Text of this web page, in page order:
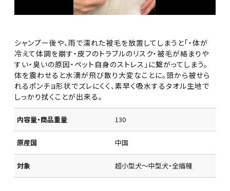
シャンプー後や、雨で濡れた被毛を放置してしまうと「・体が
冷えて体調を崩す・皮フのトラブルのリスク・被毛が絡まりや
すい・臭いの原因・ペット自身のストレス」に繋がってしまう。
体を震わせると水滴が飛び散り大変なことに。頭から被せら
れるポンチョ形状でズレにくく、素早く吸水するタオル生地で
しっかり拭くことが出来る。
内容量・商品重量 130
原産国 中国
対象 超小型犬～中型犬・全描種